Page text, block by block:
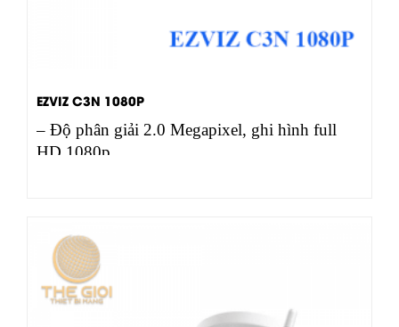
EZVIZ C3N 1080P
– Độ phân giải 2.0 Megapixel, ghi hình full
HD 1080p